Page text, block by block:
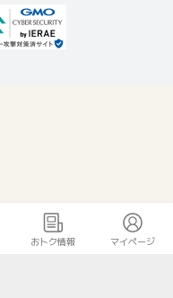
おトク情報 マイページ